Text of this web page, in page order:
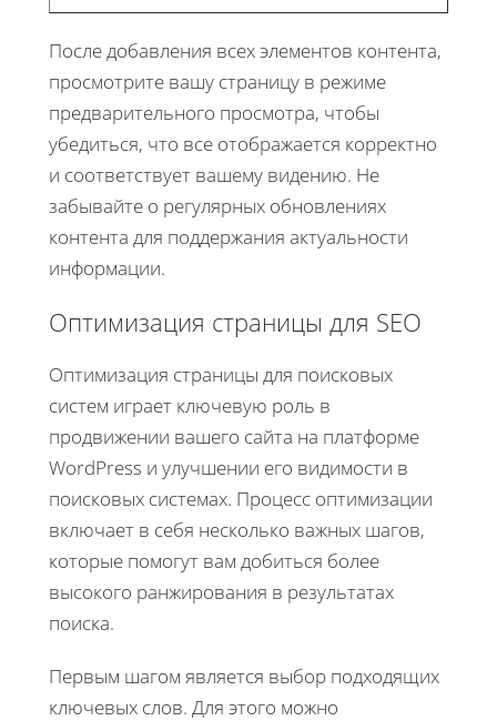
После добавления всех элементов контента,
просмотрите вашу страницу в режиме
предварительного просмотра, чтобы
убедиться, что все отображается корректно
и соответствует вашему видению. Не
забывайте о регулярных обновлениях
контента для поддержания актуальности
информации.
Оптимизация страницы для SEO
Оптимизация страницы для поисковых
систем играет ключевую роль в
продвижении вашего сайта на платформе
WordPress и улучшении его видимости в
поисковых системах. Процесс оптимизации
включает в себя несколько важных шагов,
которые помогут вам добиться более
высокого ранжирования в результатах
поиска.
Первым шагом является выбор подходящих
ключевых слов. Для этого можно